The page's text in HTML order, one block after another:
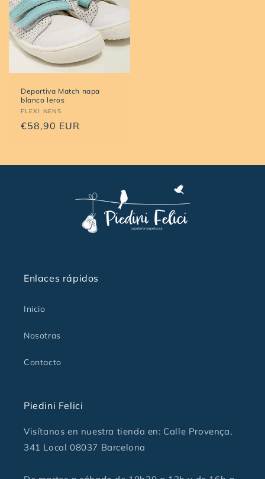
Deportiva Match napa
blanco leros
Proveedor:
FLEXI NENS
Precio
€58,90 EUR
Enlaces rápidos
Inicio
Nosotras
Contacto
Piedini Felici
Visítanos en nuestra tienda en: Calle Provença,
341 Local 08037 Barcelona